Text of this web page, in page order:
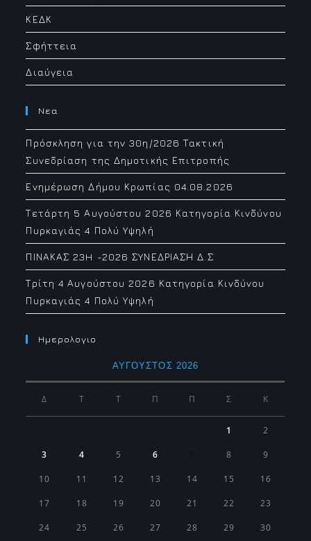
ΚΕΔΚ
Σφήττεια
Διαύγεια
Νεα
Πρόσκληση για την 30η/2026 Τακτική
Συνεδρίαση της Δημοτικής Επιτροπής
Ενημέρωση Δήμου Κρωπίας 04.08.2026
Τετάρτη 5 Αυγούστου 2026 Κατηγορία Κινδύνου
Πυρκαγιάς 4 Πολύ Υψηλή
ΠΙΝΑΚΑΣ 23H -2026 ΣΥΝΕΔΡΙΑΣΗ Δ.Σ
Τρίτη 4 Αυγούστου 2026 Κατηγορία Κινδύνου
Πυρκαγιάς 4 Πολύ Υψηλή
Ημερολογιο
ΑΎΓΟΥΣΤΟΣ 2026
Δ Τ Τ Π Π Σ Κ
1 2
3 4 5 6 8 9
10 11 12 13 14 15 16
17 18 19 20 21 22 23
24 25 26 27 28 29 30